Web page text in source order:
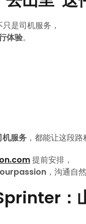
是司机服务，
体验。
服务 ，都能让这段
提前安排，
，沟通自
：